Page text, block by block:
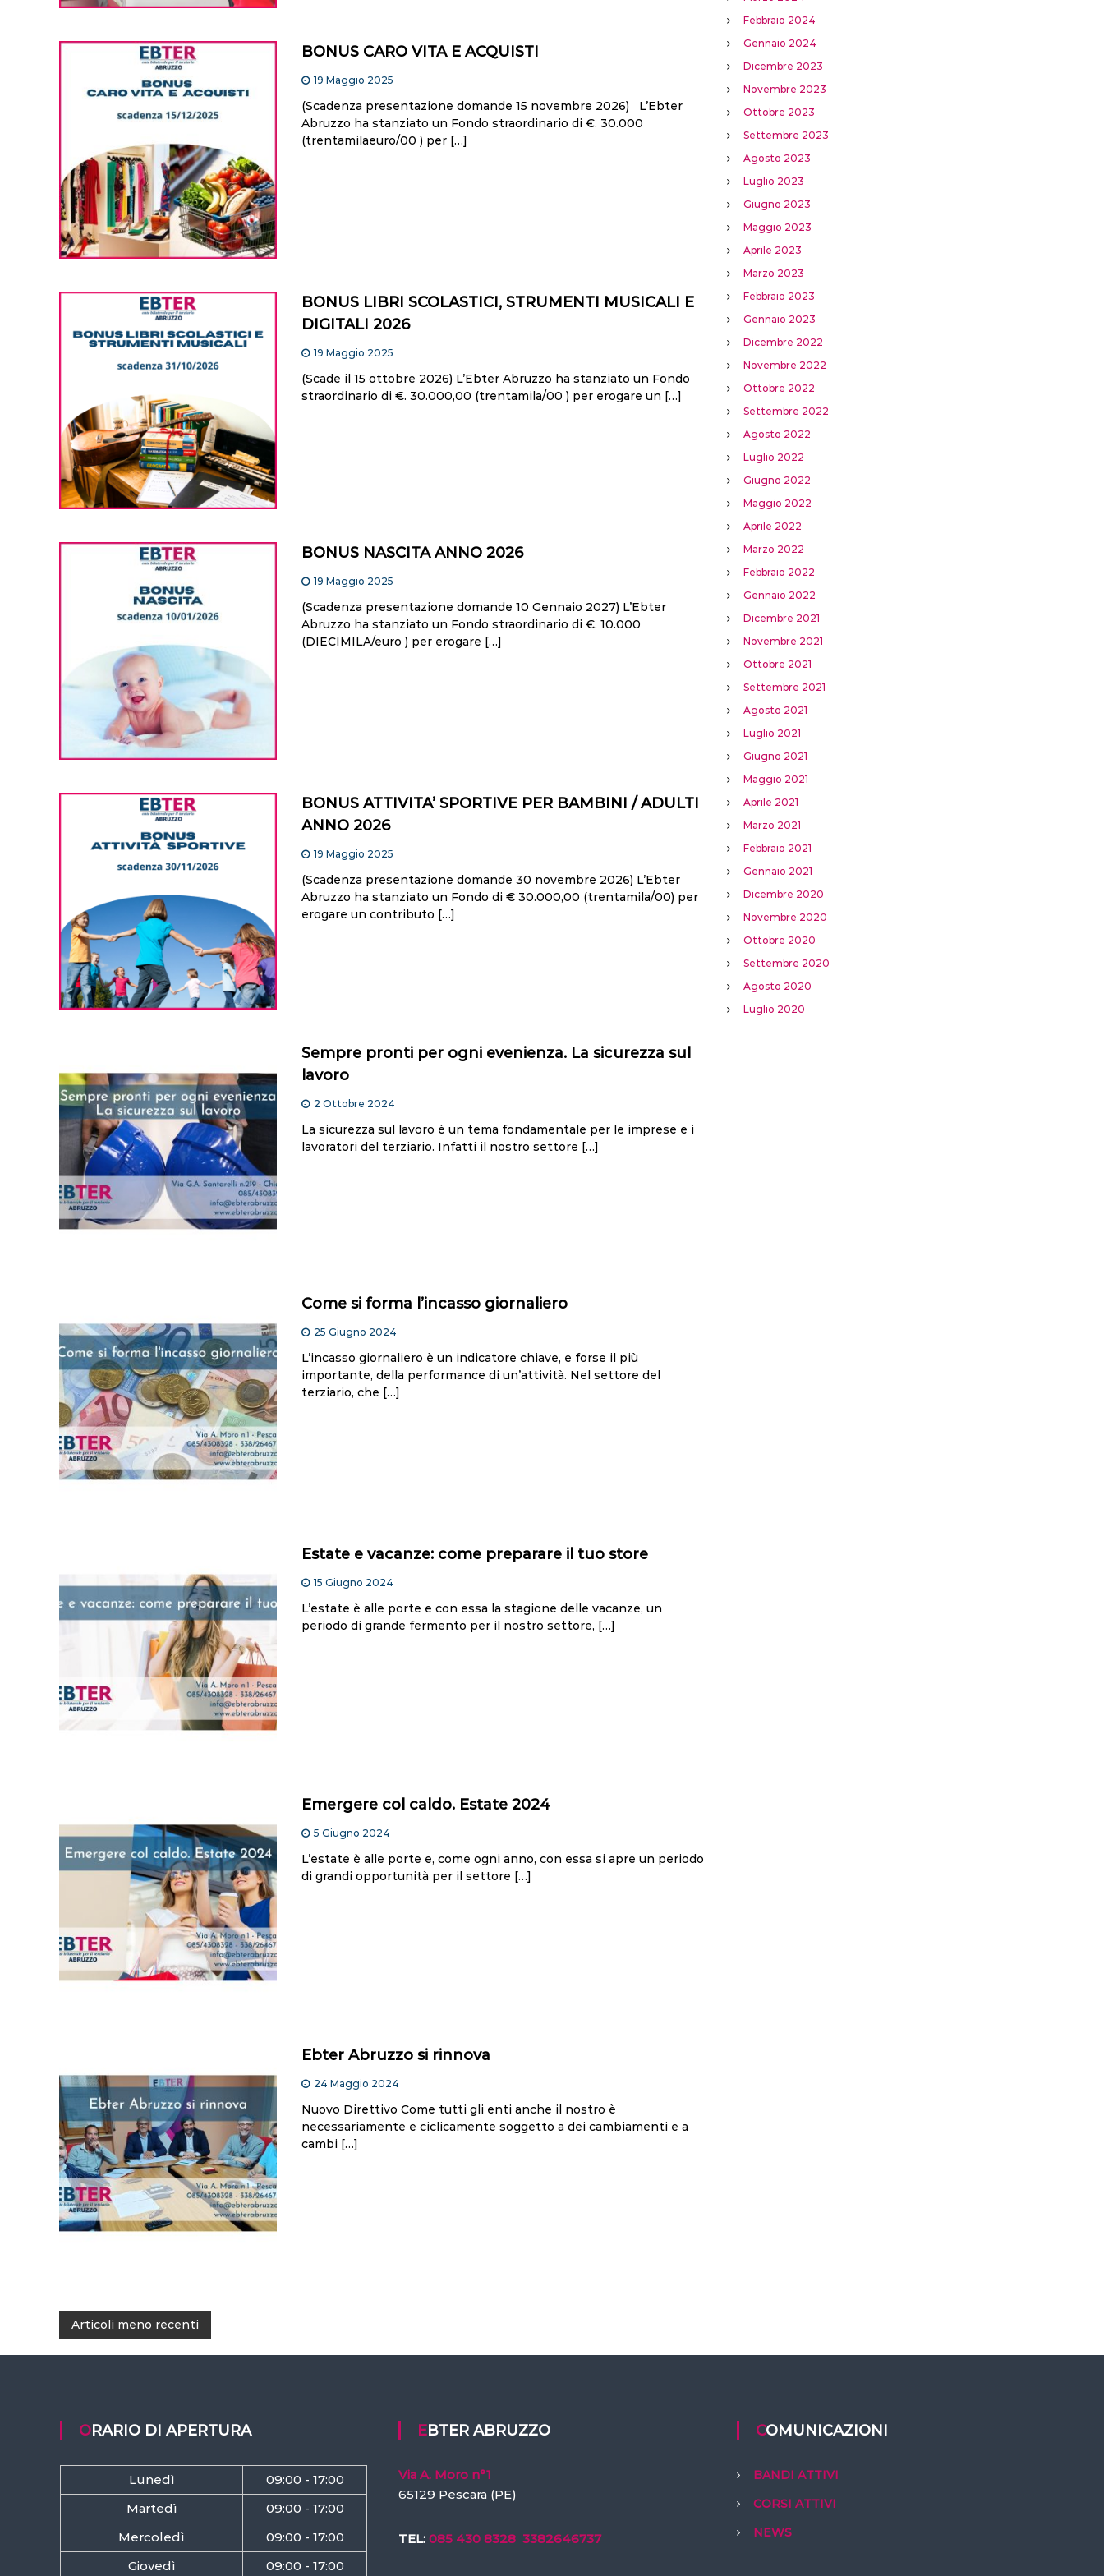
BONUS CARO VITA E ACQUISTI
19 Maggio 2025
(Scadenza presentazione domande 15 novembre 2026) L’Ebter
Abruzzo ha stanziato un Fondo straordinario di €. 30.000
(trentamilaeuro/00 ) per […]
BONUS LIBRI SCOLASTICI, STRUMENTI MUSICALI E
DIGITALI 2026
19 Maggio 2025
(Scade il 15 ottobre 2026) L’Ebter Abruzzo ha stanziato un Fondo
straordinario di €. 30.000,00 (trentamila/00 ) per erogare un […]
BONUS NASCITA ANNO 2026
19 Maggio 2025
(Scadenza presentazione domande 10 Gennaio 2027) L’Ebter
Abruzzo ha stanziato un Fondo straordinario di €. 10.000
(DIECIMILA/euro ) per erogare […]
BONUS ATTIVITA’ SPORTIVE PER BAMBINI / ADULTI
ANNO 2026
19 Maggio 2025
(Scadenza presentazione domande 30 novembre 2026) L’Ebter
Abruzzo ha stanziato un Fondo di € 30.000,00 (trentamila/00) per
erogare un contributo […]
Sempre pronti per ogni evenienza. La sicurezza sul
lavoro
2 Ottobre 2024
La sicurezza sul lavoro è un tema fondamentale per le imprese e i
lavoratori del terziario. Infatti il nostro settore […]
Come si forma l’incasso giornaliero
25 Giugno 2024
L’incasso giornaliero è un indicatore chiave, e forse il più
importante, della performance di un’attività. Nel settore del
terziario, che […]
Estate e vacanze: come preparare il tuo store
15 Giugno 2024
L’estate è alle porte e con essa la stagione delle vacanze, un
periodo di grande fermento per il nostro settore, […]
Emergere col caldo. Estate 2024
5 Giugno 2024
L’estate è alle porte e, come ogni anno, con essa si apre un periodo
di grandi opportunità per il settore […]
Ebter Abruzzo si rinnova
24 Maggio 2024
Nuovo Direttivo Come tutti gli enti anche il nostro è
necessariamente e ciclicamente soggetto a dei cambiamenti e a
cambi […]
N
i
z
Articoli meno recenti
Febbraio 2024
Gennaio 2024
Dicembre 2023
Novembre 2023
Ottobre 2023
Settembre 2023
Agosto 2023
Luglio 2023
Giugno 2023
Maggio 2023
Aprile 2023
Marzo 2023
Febbraio 2023
Gennaio 2023
Dicembre 2022
Novembre 2022
Ottobre 2022
Settembre 2022
Agosto 2022
Luglio 2022
Giugno 2022
Maggio 2022
Aprile 2022
Marzo 2022
Febbraio 2022
Gennaio 2022
Dicembre 2021
Novembre 2021
Ottobre 2021
Settembre 2021
Agosto 2021
Luglio 2021
Giugno 2021
Maggio 2021
Aprile 2021
Marzo 2021
Febbraio 2021
Gennaio 2021
Dicembre 2020
Novembre 2020
Ottobre 2020
Settembre 2020
Agosto 2020
Luglio 2020
ORARIO DI APERTURA
Lunedì
09:00 - 17:00
Martedì
09:00 - 17:00
Mercoledì
09:00 - 17:00
Giovedì
09:00 - 17:00
EBTER ABRUZZO
Via A. Moro n°1
65129 Pescara (PE)
TEL: 085 430 8328 3382646737
COMUNICAZIONI
BANDI ATTIVI
CORSI ATTIVI
NEWS